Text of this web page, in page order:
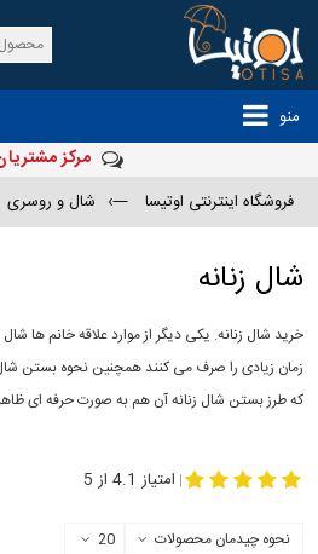
منو
مرکز
فروشگاه اینترنتی اوتیسا —› شال و روسری
شال زنانه
خرید شال زنانه. یکی دیگر از موارد علاقه خانم ها
زمان زیادی را صرف می کنند همچنین نحوه بستن
که طرز بستن شال زنانه آن هم به صورت حرفه ای
| امتیاز 4.1 از 5
نحوه چیدمان محصولات 20